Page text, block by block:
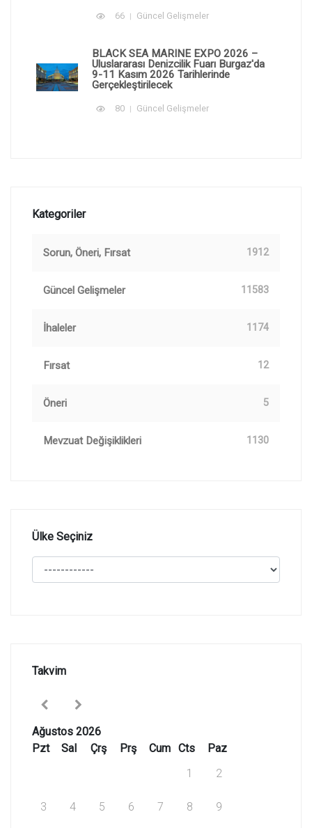
66 Güncel Gelişmeler
BLACK SEA MARINE EXPO 2026 –
Uluslararası Denizcilik Fuarı Burgaz'da
9-11 Kasım 2026 Tarihlerinde
Gerçekleştirilecek
80 Güncel Gelişmeler
Kategoriler
Sorun, Öneri, Fırsat 1912
Güncel Gelişmeler 11583
İhaleler 1174
Fırsat 12
Öneri 5
Mevzuat Değişiklikleri 1130
Ülke Seçiniz
Takvim
Ağustos 2026
Pzt
Sal Çrş Prş Cum Cts
Paz
1
2
3 4 5 6 7 8 9